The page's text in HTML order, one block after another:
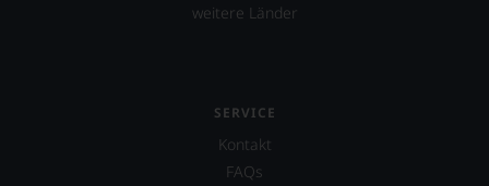
weitere Länder
SERVICE
Kontakt
FAQs